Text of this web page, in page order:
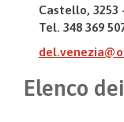
Castello, 3253
Tel. 348 369
Elenco